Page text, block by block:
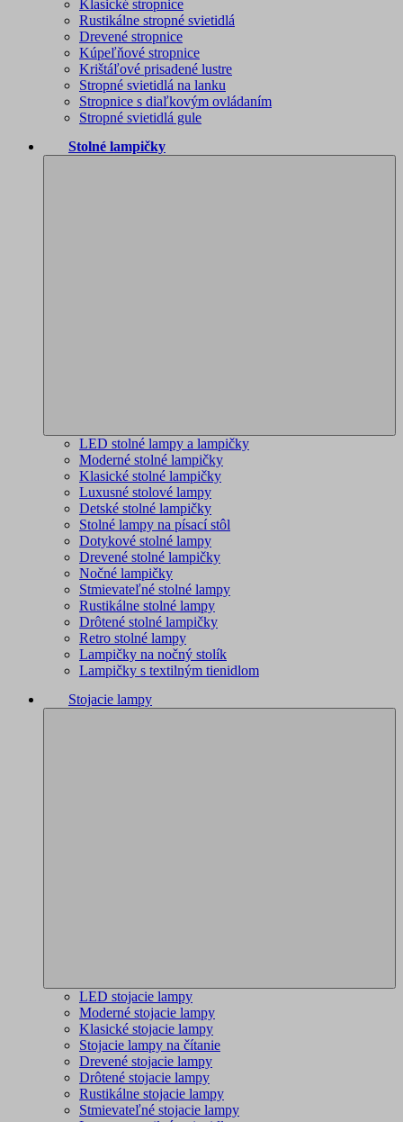
Klasické stropnice
Rustikálne stropné svietidlá
Drevené stropnice
Kúpeľňové stropnice
Krištáľové prisadené lustre
Stropné svietidlá na lanku
Stropnice s diaľkovým ovládaním
Stropné svietidlá gule
Stolné lampičky
LED stolné lampy a lampičky
Moderné stolné lampičky
Klasické stolné lampičky
Luxusné stolové lampy
Detské stolné lampičky
Stolné lampy na písací stôl
Dotykové stolné lampy
Drevené stolné lampičky
Nočné lampičky
Stmievateľné stolné lampy
Rustikálne stolné lampy
Drôtené stolné lampičky
Retro stolné lampy
Lampičky na nočný stolík
Lampičky s textilným tienidlom
Stojacie lampy
LED stojacie lampy
Moderné stojacie lampy
Klasické stojacie lampy
Stojacie lampy na čítanie
Drevené stojacie lampy
Drôtené stojacie lampy
Rustikálne stojacie lampy
Stmievateľné stojacie lampy